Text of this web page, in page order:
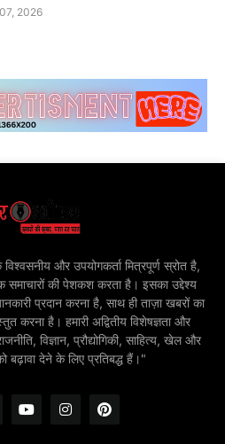
2026
और उपयोगकर्ता मित्रपूर्ण स्रोत है,
समाचारों की पेशकश करता है। इसका उद्देश्य
प्रदान करना है, साथ ही ताज़ा खबरों का
करना है। हमारी अद्वितीय विशेषज्ञता और
विज्ञान, प्रौद्योगिकी, साहित्य, खेल और
बढ़ावा देने के लिए प्रतिबद्ध हैं।"